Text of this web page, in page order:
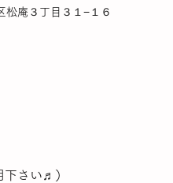
松庵３丁目３１−１６
下さい♬）